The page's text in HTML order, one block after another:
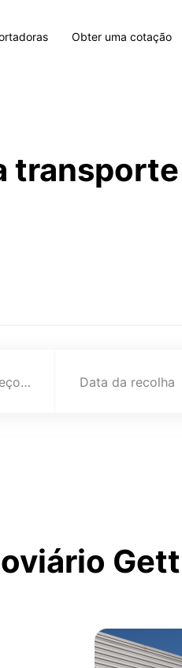
Obter uma cotação
Destino (cidade ou endereço) Data da recolha